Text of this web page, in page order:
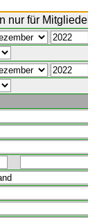
nur für